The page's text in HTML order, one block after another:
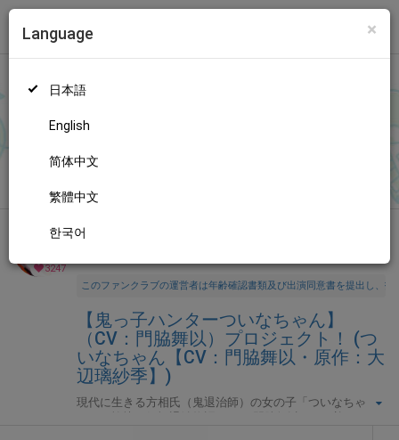
トップ
×
Language
日本語
English
简体中文
繁體中文
한국어
大辺璃紗季】さん
さんのファンクラブ「
込み開始❣️【SPゲスト：とろ美様🌟】
3247
全年齢向け
このファンクラブの運営者は年齢確認書類及び出演同意書を提出し、
【鬼っ子ハンターついなちゃん】
（CV：門脇舞以）プロジェクト！ (つ
いなちゃん【CV：門脇舞以・原作：大
辺璃紗季】)
現代に生きる方相氏（鬼退治師）の女の子「ついなちゃ